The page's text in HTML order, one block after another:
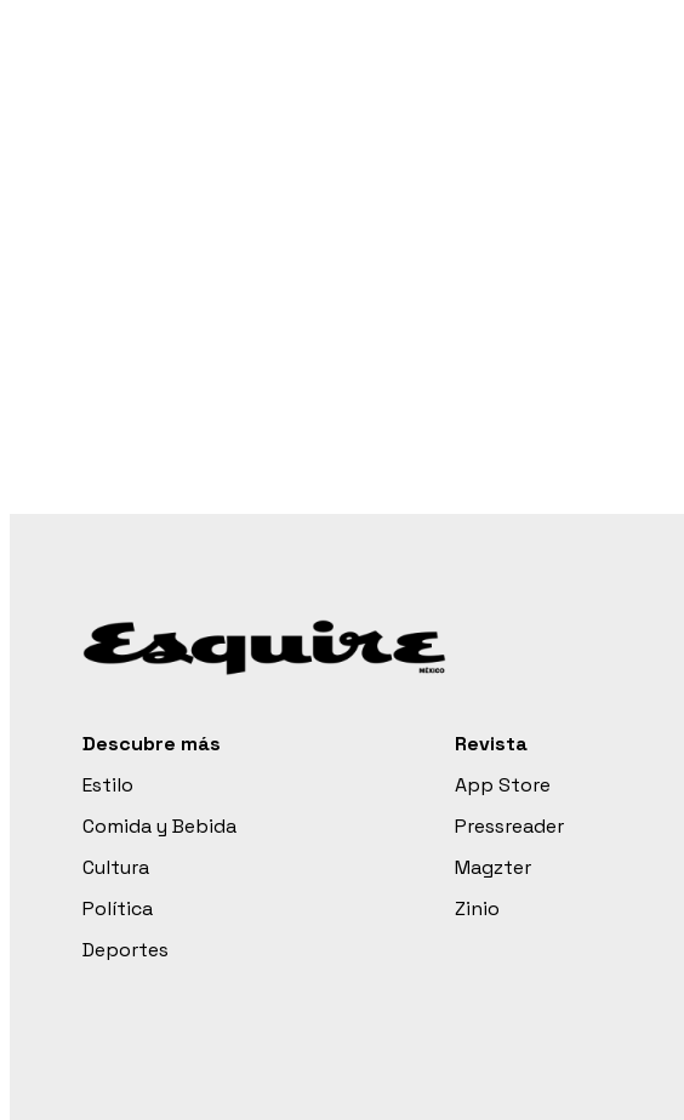
Descubre más
Estilo
Comida y Bebida
Cultura
Política
Deportes
Revista
App Store
Pressreader
Magzter
Zinio